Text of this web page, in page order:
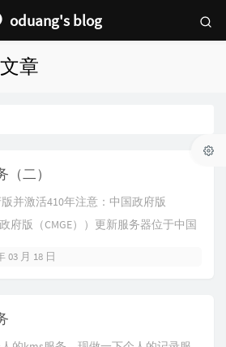
oduang's blog
章
（二）
并激活410年注意：中国政府版
府版（CMGE））更新服务器位于中国
03 月 18 日